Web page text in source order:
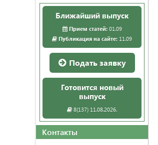
Ближайший выпуск
Прием статей:01.09
Публикация на сайте: 11.09
Подать заявку
Готовится новый
выпуск
8(137) 11.08.2026.
Контакты